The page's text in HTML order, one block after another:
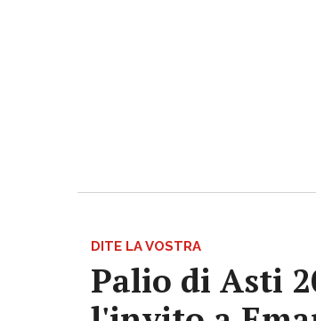
DITE LA VOSTRA
Palio di Asti